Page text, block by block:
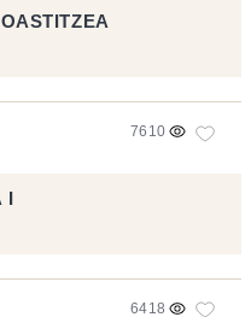
7610
6418